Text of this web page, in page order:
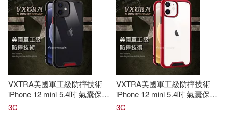
中華人民共和國農業部(36)
山田愛妃(36) Alexander(35)
Jr.(35) 三原みつき(35)
中國標準出版社(204)
廈門大學出版社(204)
台科大(203) 北星(202)
VXTRA美國軍工級防摔技術
iPhone 12 mini 5.4吋 氣囊保護
殼 手機殼(戰甲黑)
3C
VXTRA美國軍工級防摔技術
iPhone 12 mini 5.4吋 氣囊保護
殼 手機殼(火箭紅)
3C